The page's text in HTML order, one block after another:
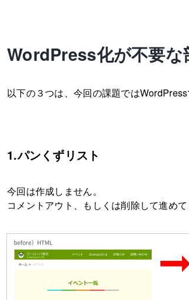
WordPress化が不要な
以下の３つは、今回の課題では
1.パンくずリスト
今回は作成しません。
コメントアウト、もしくは削除して進めて